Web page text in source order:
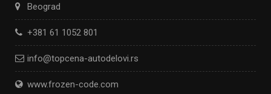
Beograd
+381 61 1052 801
info@topcena-autodelovi.rs
www.frozen-code.com